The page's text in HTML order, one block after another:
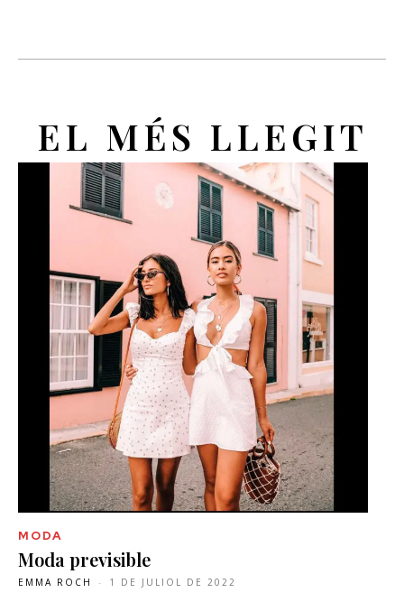
EL MÉS LLEGIT
MODA
Moda previsible
EMMA ROCH - 1 DE JULIOL DE 2022